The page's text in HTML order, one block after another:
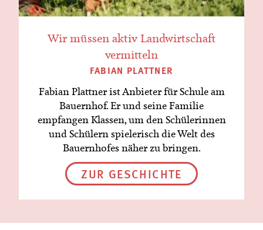
Wir müssen aktiv Landwirtschaft
vermitteln
FABIAN PLATTNER
Fabian Plattner ist Anbieter für Schule am
Bauernhof. Er und seine Familie
empfangen Klassen, um den Schülerinnen
und Schülern spielerisch die Welt des
Bauernhofes näher zu bringen.
ZUR GESCHICHTE